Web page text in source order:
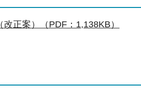
正案）（PDF：1,138KB）